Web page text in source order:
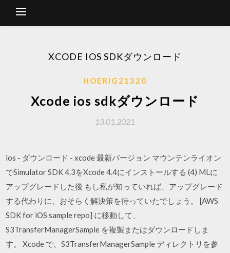
XCODE IOS SDKダウンロード
HOERIG21320
Xcode ios sdkダウンロード
13.01.2021
ios - ダウンロード - xcode 最新バージョン マウンテンライオン
でSimulator SDK 4.3をXcode 4.4にインストールする (4) MLに
アップグレードした後 もし私が知っていれば、アップグレード
する代わりに、おそらく解決策を待っていたでしょう。 [AWS
SDK for iOS sample repo] に移動して、
S3TransferManagerSample を複製またはダウンロードしま
す。 Xcode で、S3TransferManagerSample ディレクトリを参